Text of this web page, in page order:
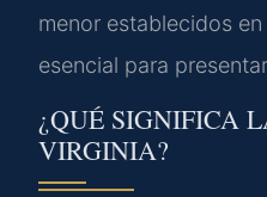
menor establecidos en
esencial para
¿QUÉ SIGNIFICA
VIRGINIA?